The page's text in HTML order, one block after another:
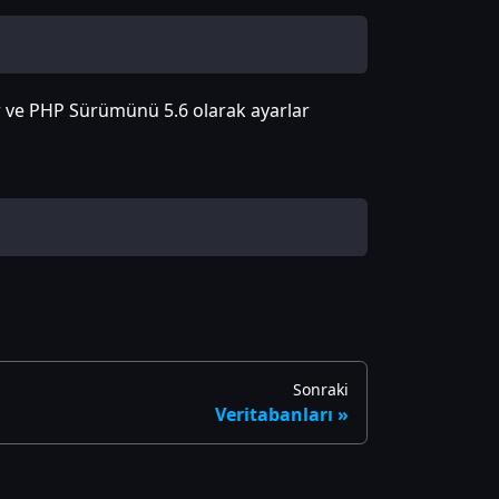
PHP Sürümünü 5.6 olarak ayarlar
Sonraki
Veritabanları